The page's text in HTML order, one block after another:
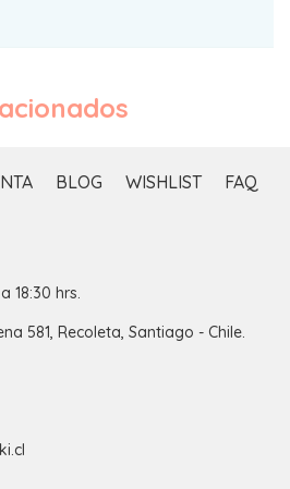
BLOG WISHLIST FAQ
18:30 hrs.
581, Recoleta, Santiago - Chile.